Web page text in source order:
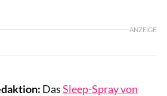
ANZEIGE
DasSleep-Spray von